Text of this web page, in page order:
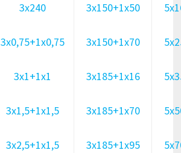
3х240
3х0,75+1х0,75
3х1+1х1
3х1,5+1х1,5
3х2,5+1х1,5
3х150+1х50
3х150+1х70
3х185+1х16
3х185+1х70
3х185+1х95